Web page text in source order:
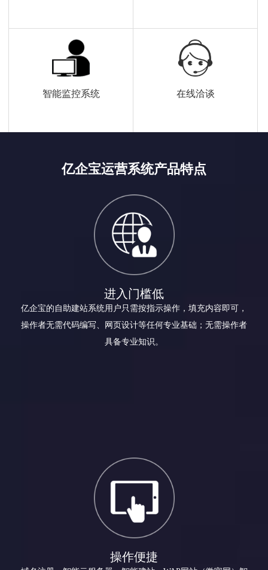
智能监控系统 在线洽谈
亿企宝运营系统产品特点
进入门槛低
亿企宝的自助建站系统用户只需按指示操作，填充内容即可，
操作者无需代码编写、网页设计等任何专业基础；无需操作者
具备专业知识。
操作便捷